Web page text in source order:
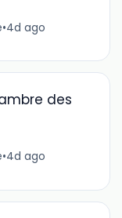
•4d ago
des
•4d ago